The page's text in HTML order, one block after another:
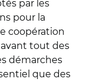
par les
pour la
coopération
avant tout des
démarches
que des